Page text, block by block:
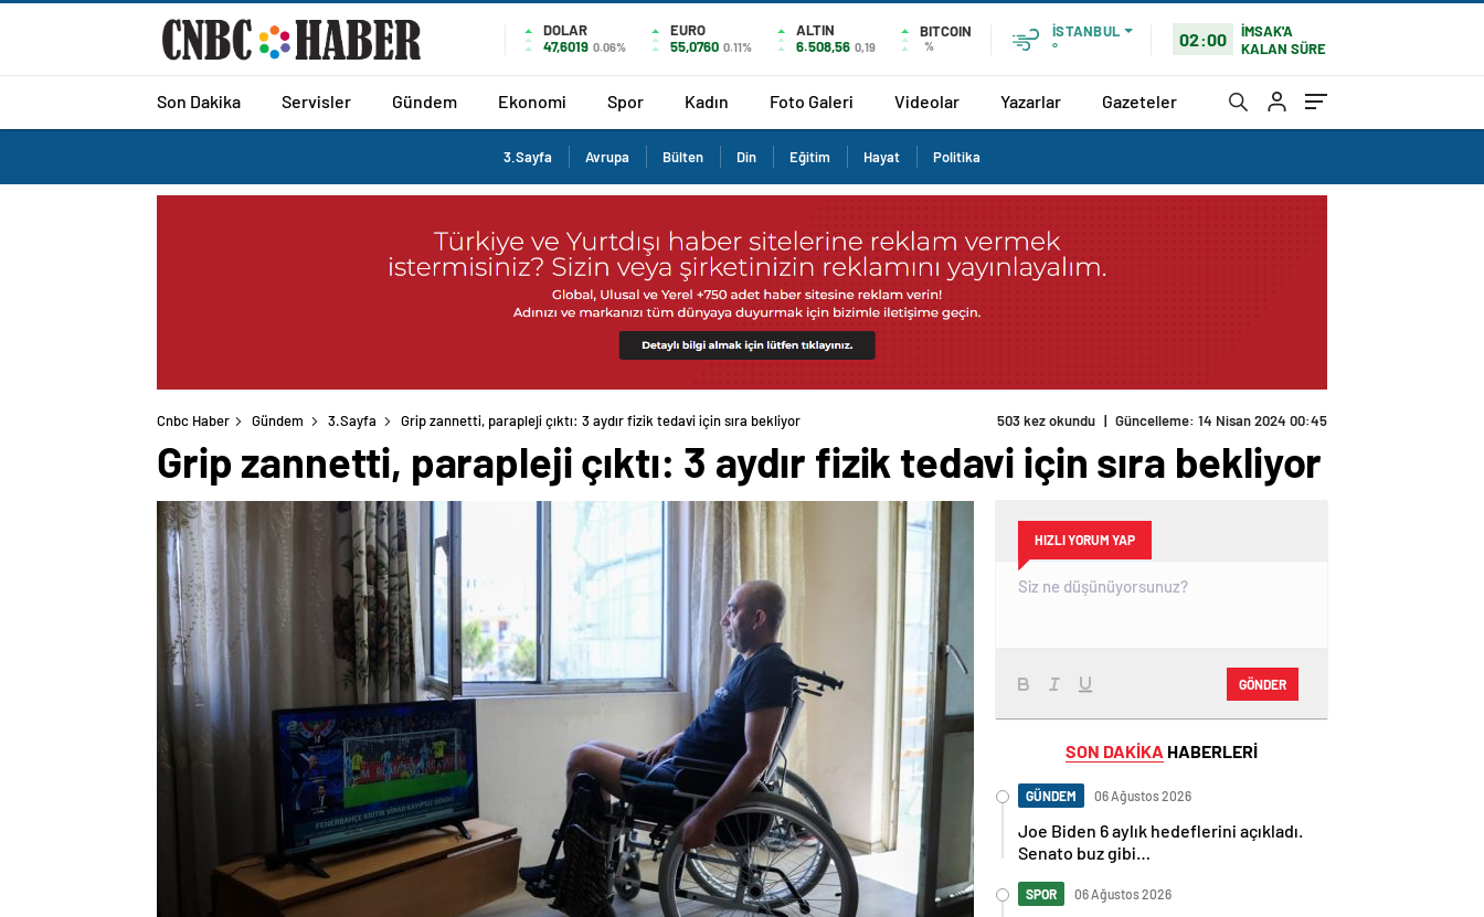
DOLAR
47,6019 0.06%
EURO
55,0760 0.11%
ALTIN
6.508,56 0,19
BITCOIN
%
İSTANBUL
°
02:00
İMSAK'A
KALAN SÜRE
Son Dakika Servisler Gündem Ekonomi Spor Kadın Foto Galeri Videolar Yazarlar Gazeteler
3.Sayfa Avrupa Bülten Din Eğitim Hayat Politika
Cnbc Haber Gündem 3.Sayfa Grip zannetti, parapleji çıktı: 3 aydır fizik tedavi için sıra bekliyor 503 kez okundu | Güncelleme: 14 Nisan 2024 00:45
Grip zannetti, parapleji çıktı: 3 aydır fizik tedavi için sıra bekliyor
HIZLI YORUM YAP
GÖNDER
SON DAKİKA HABERLERİ
GÜNDEM 06 Ağustos 2026
Joe Biden 6 aylık hedeflerini açıkladı.
Senato buz gibi…
SPOR 06 Ağustos 2026